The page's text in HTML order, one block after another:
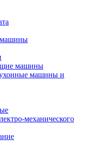
машины
машины
машины и
механического